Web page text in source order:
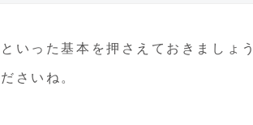
いった基本を押さえておきましょ
さいね。